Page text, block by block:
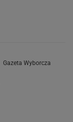
Gazeta Wyborcza